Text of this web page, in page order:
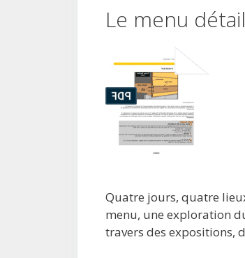
Le menu
Quatre jours, quatre
menu, une exploration
travers des expositions,